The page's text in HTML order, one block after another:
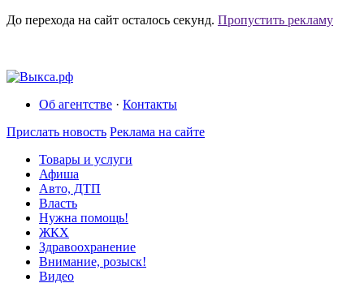
До перехода на сайт осталось секунд. Пропустить рекламу
Об агентстве · Контакты
Прислать новость Реклама на сайте
Товары и услуги
Афиша
Авто, ДТП
Власть
Нужна помощь!
ЖКХ
Здравоохранение
Внимание, розыск!
Видео